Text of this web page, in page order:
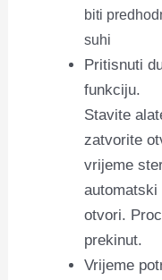
biti
suhi
Pritisnuti
funkciju.
Stavite
zatvorite
vrijeme
otvori.
prekinut.
Vrijeme